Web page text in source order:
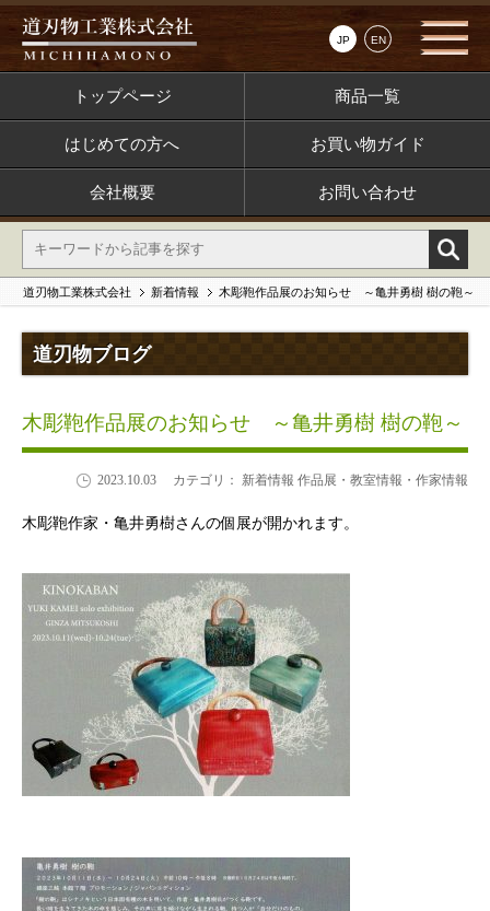
JP EN
トップページ 商品一覧
はじめての方へ お買い物ガイド
会社概要 お問い合わせ
道刃物工業株式会社 新着情報 木彫鞄作品展のお知らせ ～亀井勇樹 樹の鞄～
道刃物ブログ
木彫鞄作品展のお知らせ ～亀井勇樹 樹の鞄～
2023.10.03 カテゴリ： 新着情報 作品展・教室情報・作家情報
木彫鞄作家・亀井勇樹さんの個展が開かれます。